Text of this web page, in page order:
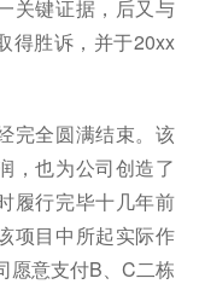
关键证据，后又与
得胜诉，并于20xx
全圆满结束。该
，也为公司创造了
履行完毕十几年前
项目中所起实际作
愿意支付B、C二栋